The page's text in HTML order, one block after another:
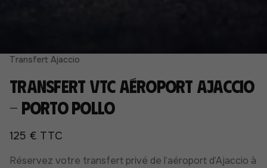
Transfert Ajaccio
Transfert VTC Aéroport Ajaccio
- Porto Pollo
125 € TTC
Réservez votre transfert privé de l’aéroport d’Ajaccio à